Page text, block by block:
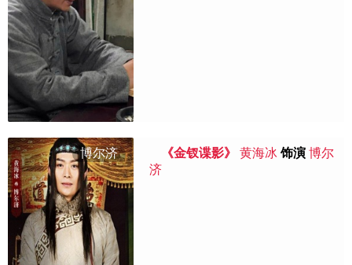
博尔济 《金钗谍影》 黄海冰 饰演 博尔
济